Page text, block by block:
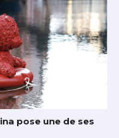
pose une de ses